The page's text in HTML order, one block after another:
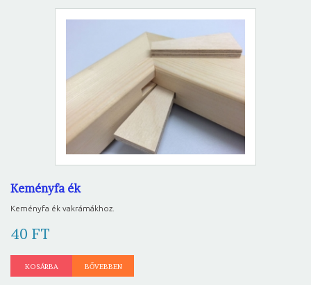
Keményfa ék
Keményfa ék vakrámákhoz.
40 FT
KOSÁRBA BŐVEBBEN